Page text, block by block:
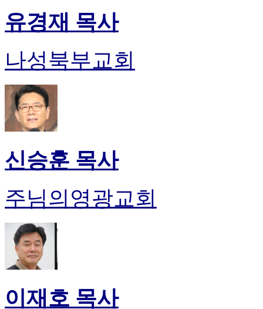
유경재 목사
나성북부교회
신승훈 목사
주님의영광교회
이재호 목사